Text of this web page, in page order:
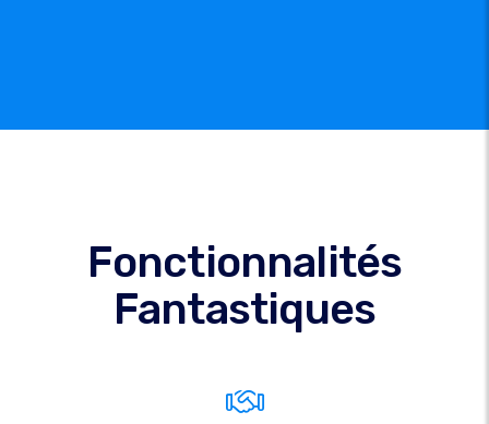
Fonctionnalités
Fantastiques